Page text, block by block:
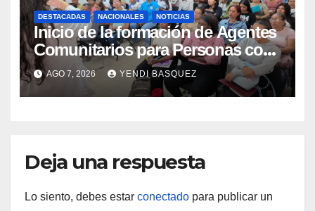
DESTACADAS NACIONALES NOTICIAS
Inicio de la formación de Agentes
Comunitarios para Personas con
Discapacidad en el Centro de
Rehabilitación J.J. Arvelo
AGO 7, 2026 YENDI BASQUEZ
Deja una respuesta
Lo siento, debes estar conectado para publicar un